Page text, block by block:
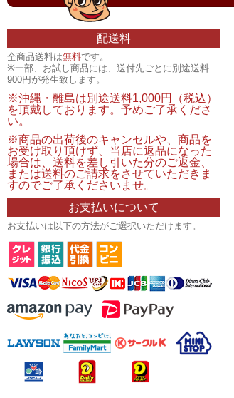
配送料
全商品送料は無料です。
※一部、お試し商品には、送付先ごとに別途送料
900円が発生致します。
※沖縄・離島は別途送料1,000円（税込）
を頂戴しております。予めご了承くださ
い。
※商品の出荷後のキャンセルや、商品を
お受け取り頂けず、当店に返品になった
場合は、送料を差し引いた分のご返金、
または送料のご請求をさせていただきま
すのでご了承くださいませ。
お支払いについて
お支払いは以下の方法がご選択いただけます。